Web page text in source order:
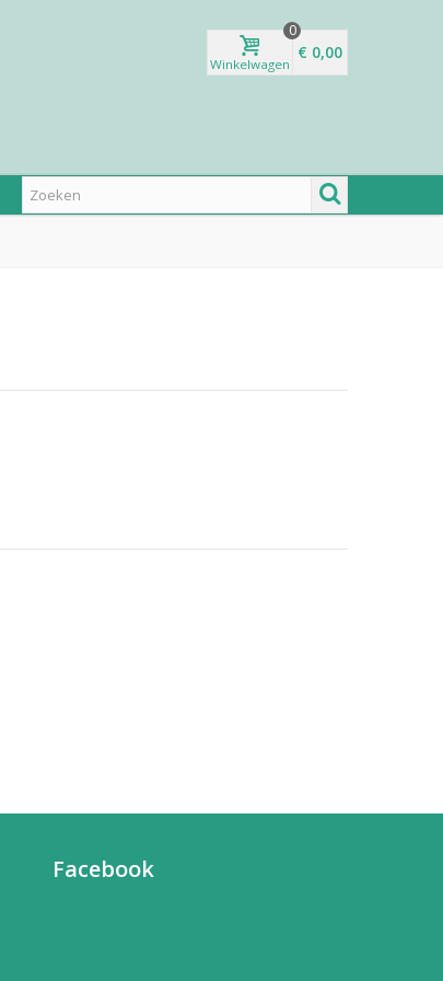
Winkelwagen
0
€ 0,00
Facebook